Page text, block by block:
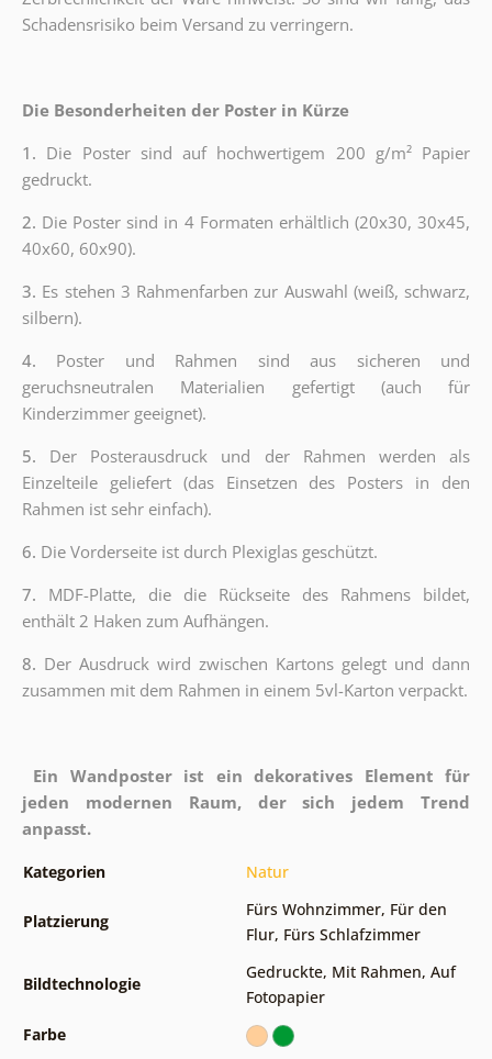
Schadensrisiko beim Versand zu verringern.
Die Besonderheiten der Poster in Kürze
1. Die Poster sind auf hochwertigem 200 g/m² Papier
gedruckt.
2. Die Poster sind in 4 Formaten erhältlich (20x30, 30x45,
40x60, 60x90).
3. Es stehen 3 Rahmenfarben zur Auswahl (weiß, schwarz,
silbern).
4. Poster und Rahmen sind aus sicheren und
geruchsneutralen Materialien gefertigt (auch für
Kinderzimmer geeignet).
5. Der Posterausdruck und der Rahmen werden als
Einzelteile geliefert (das Einsetzen des Posters in den
Rahmen ist sehr einfach).
6. Die Vorderseite ist durch Plexiglas geschützt.
7. MDF-Platte, die die Rückseite des Rahmens bildet,
enthält 2 Haken zum Aufhängen.
8. Der Ausdruck wird zwischen Kartons gelegt und dann
zusammen mit dem Rahmen in einem 5vl-Karton verpackt.
Ein Wandposter ist ein dekoratives Element für
jeden modernen Raum, der sich jedem Trend
anpasst.
Kategorien Natur
Platzierung
Fürs Wohnzimmer, Für den
Flur, Fürs Schlafzimmer
Bildtechnologie
Gedruckte, Mit Rahmen, Auf
Fotopapier
Farbe